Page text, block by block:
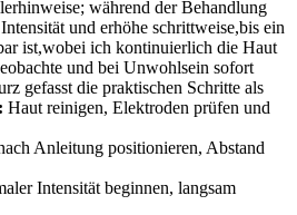
während ​der Behandlung
und erhöhe ‌schrittweise,bis ein
ist,wobei ich kontinuierlich die Haut
und bei Unwohlsein sofort
gefasst die praktischen⁤ Schritte als
Haut⁢ reinigen, Elektroden prüfen und
Anleitung positionieren, Abstand
Intensität⁣ beginnen, langsam